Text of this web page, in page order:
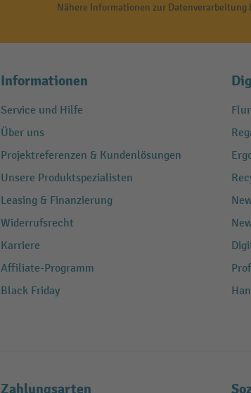
Nähere Informationen zur
Informationen
Service und Hilfe
Über uns
Projektreferenzen & Kundenlösungen
Unsere Produktspezialisten
Leasing & Finanzierung
Widerrufsrecht
Karriere
Affiliate-Programm
Black Friday
Zahlungsarten